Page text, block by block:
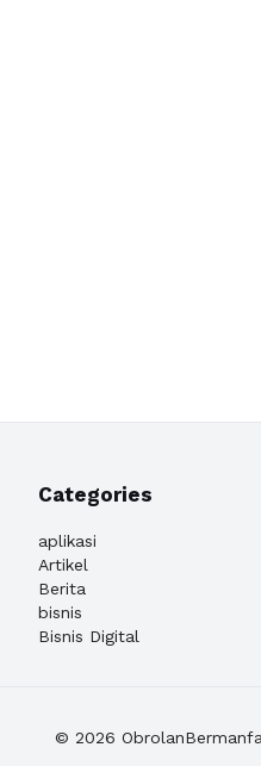
Categories
aplikasi
Artikel
Berita
bisnis
Bisnis Digital
© 2026